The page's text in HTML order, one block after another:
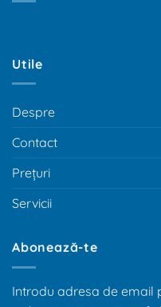
Utile
Despre
Contact
Prețuri
Servicii
Abonează-te
Introdu adresa de email